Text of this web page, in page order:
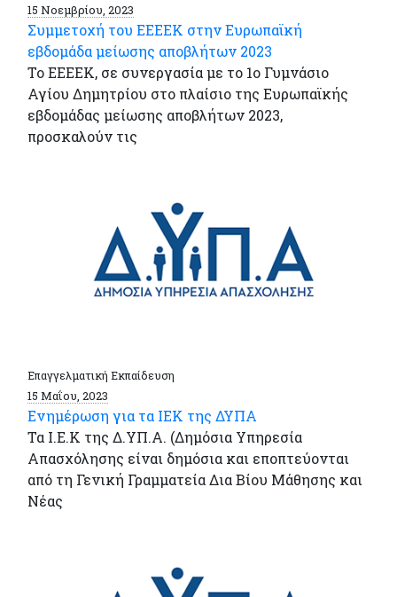
15 Νοεμβρίου, 2023
Συμμετοχή του EEEEK στην Ευρωπαϊκή
εβδομάδα μείωσης αποβλήτων 2023
Το EEEEK, σε συνεργασία με το 1ο Γυμνάσιο
Αγίου Δημητρίου στο πλαίσιο της Ευρωπαϊκής
εβδομάδας μείωσης αποβλήτων 2023,
προσκαλούν τις
Επαγγελματική Εκπαίδευση
15 Μαΐου, 2023
Ενημέρωση για τα ΙΕΚ της ΔΥΠΑ
Τα Ι.Ε.Κ της Δ.ΥΠ.Α. (Δημόσια Υπηρεσία
Απασχόλησης είναι δημόσια και εποπτεύονται
από τη Γενική Γραμματεία Δια Βίου Μάθησης και
Νέας